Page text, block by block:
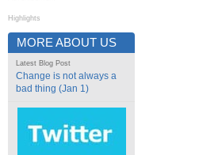
Highlights
MORE ABOUT US
Latest Blog Post
Change is not always a
bad thing (Jan 1)